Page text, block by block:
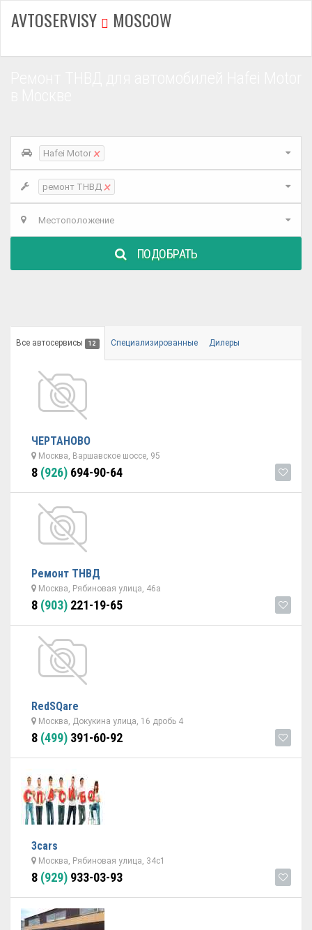
AVTOSERVISY MOSCOW
Hafei Motor ×
ремонт ТНВД ×
Местоположение
ПОДОБРАТЬ
Все автосервисы 12 Специализированные Дилеры
ЧЕРТАНОВО
Москва, Варшавское шоссе, 95
8 (926) 694-90-64
Ремонт ТНВД
Москва, Рябиновая улица, 46а
8 (903) 221-19-65
RedSQare
Москва, Докукина улица, 16 дробь 4
8 (499) 391-60-92
3cars
Москва, Рябиновая улица, 34с1
8 (929) 933-03-93